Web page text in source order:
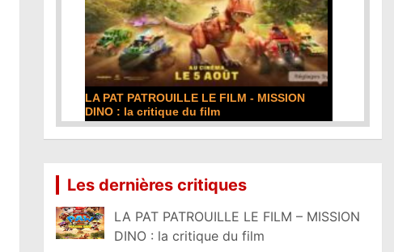
LA PAT PATROUILLE LE FILM - MISSION
DINO : la critique du film
Les dernières critiques
LA PAT PATROUILLE LE FILM – MISSION
DINO : la critique du film